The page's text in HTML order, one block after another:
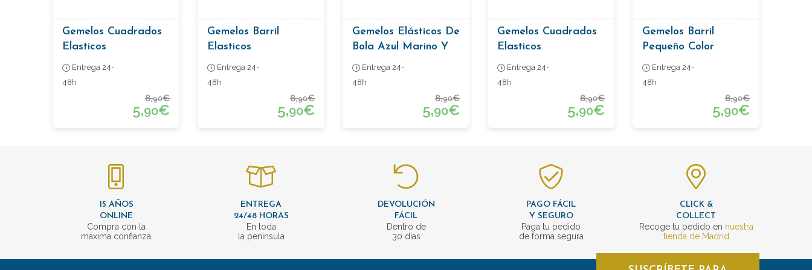
Gemelos Cuadrados
Elasticos
Entrega 24-
48h
8,90€
5,90€
Gemelos Barril
Elasticos
Entrega 24-
48h
8,90€
5,90€
Gemelos Elásticos De
Bola Azul Marino Y
Celeste
Entrega 24-
48h
8,90€
5,90€
Gemelos Cuadrados
Elasticos
Entrega 24-
48h
8,90€
5,90€
Gemelos Barril
Pequeño Color
Naranja
Entrega 24-
48h
8,90€
5,90€
15 AÑOS
ONLINE
Compra con la
máxima confianza
ENTREGA
24/48 HORAS
En toda
la península
DEVOLUCIÓN
FÁCIL
Dentro de
30 días
PAGO FÁCIL
Y SEGURO
Paga tu pedido
de forma segura
CLICK &
COLLECT
Recoge tu pedido en nuestra
tienda de Madrid